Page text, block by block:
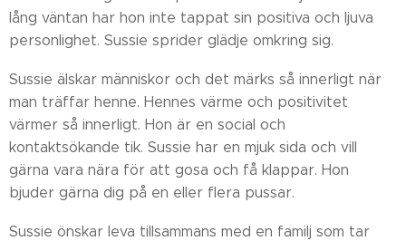
lång väntan har hon inte tappat sin positiva och ljuva
personlighet. Sussie sprider glädje omkring sig.
Sussie älskar människor och det märks så innerligt när
man träffar henne. Hennes värme och positivitet
värmer så innerligt. Hon är en social och
kontaktsökande tik. Sussie har en mjuk sida och vill
gärna vara nära för att gosa och få klappar. Hon
bjuder gärna dig på en eller flera pussar.
Sussie önskar leva tillsammans med en familj som tar